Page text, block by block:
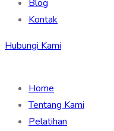
Blog
Kontak
Hubungi Kami
Home
Tentang Kami
Pelatihan